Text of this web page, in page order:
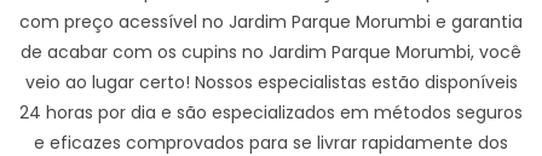
com preço acessível no Jardim Parque Morumbi e garantia
de acabar com os cupins no Jardim Parque Morumbi, você
veio ao lugar certo! Nossos especialistas estão disponíveis
24 horas por dia e são especializados em métodos seguros
e eficazes comprovados para se livrar rapidamente dos